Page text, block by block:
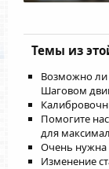
Темы из
Возможно ли
Шаговом
Помогите
для
Очень нужна
Изменение